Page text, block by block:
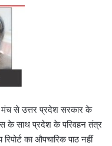
मंच से उत्तर प्रदेश सरकार के
के साथ प्रदेश के परिवहन तंत्र
का औपचारिक पाठ नहीं